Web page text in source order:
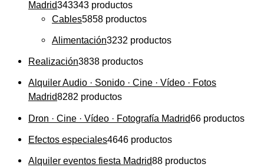
Madrid343343 productos
Cables5858 productos
Alimentación3232 productos
Realización3838 productos
Alquiler Audio · Sonido · Cine · Vídeo · Fotos
Madrid8282 productos
Dron · Cine · Vídeo · Fotografía Madrid66 productos
Efectos especiales4646 productos
Alquiler eventos fiesta Madrid88 productos